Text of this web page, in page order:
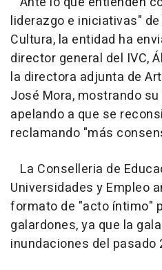
liderazgo e iniciativas"
Cultura, la entidad ha
director general del IVC,
la directora adjunta de
José Mora, mostrando
apelando a que se
reclamando "más
La Conselleria de
Universidades y Empleo
formato de "acto íntimo"
galardones, ya que la
inundaciones del pasado